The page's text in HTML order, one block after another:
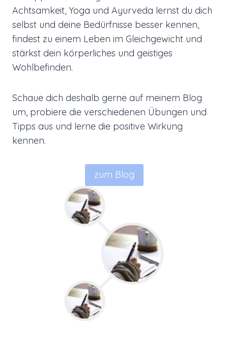
Achtsamkeit, Yoga und Ayurveda lernst du dich
selbst und deine Bedürfnisse besser kennen,
findest zu einem Leben im Gleichgewicht und
stärkst dein körperliches und geistiges
Wohlbefinden.
Schaue dich deshalb gerne auf meinem Blog
um, probiere die verschiedenen Übungen und
Tipps aus und lerne die positive Wirkung
kennen.
zum Blog